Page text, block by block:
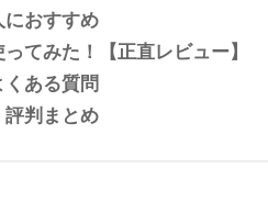
におすすめ
てみた！【正直レビュー】
ある質問
評判まとめ